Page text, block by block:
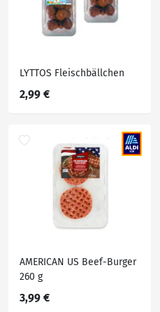
LYTTOS Fleischbällchen
2,99 €
AMERICAN US Beef-Burger
260 g
3,99 €